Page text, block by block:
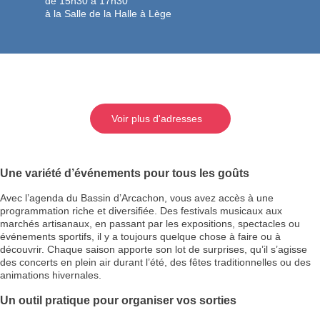
à la Salle de la Halle à Lège
Voir plus d'adresses
Une variété d’événements pour tous les goûts
Avec l’agenda du Bassin d’Arcachon, vous avez accès à une
programmation riche et diversifiée. Des festivals musicaux aux
marchés artisanaux, en passant par les expositions, spectacles ou
événements sportifs, il y a toujours quelque chose à faire ou à
découvrir. Chaque saison apporte son lot de surprises, qu’il s’agisse
des concerts en plein air durant l’été, des fêtes traditionnelles ou des
animations hivernales.
Un outil pratique pour organiser vos sorties